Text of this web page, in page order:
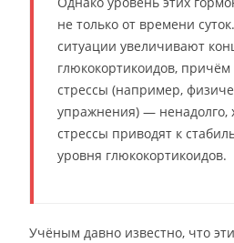
не только от времени
ситуации увеличивают
глюкокортикоидов,
стрессы (например,
упражнения) — ненадолго,
стрессы приводят к
уровня глюкокортикоидов.
Учёным давно известно, что